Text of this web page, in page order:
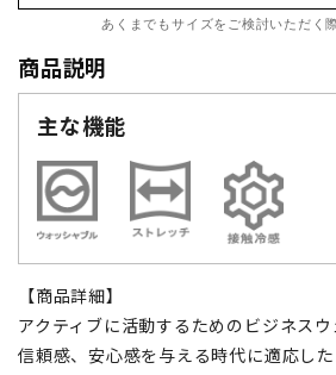
あくまでもサイズをご検討いただく
商品説明
主な機能
【商品詳細】
アクティブに活動するためのビジネス
信頼感、安心感を与える時代に適応し